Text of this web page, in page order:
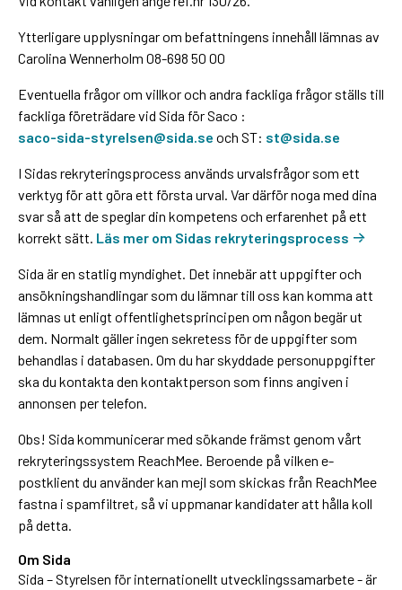
Ytterligare upplysningar om befattningens innehåll lämnas av
Carolina Wennerholm 08-698 50 00
Eventuella frågor om villkor och andra fackliga frågor ställs till
fackliga företrädare vid Sida för Saco :
saco-sida-styrelsen@sida.se och ST: st@sida.se
I Sidas rekryteringsprocess används urvalsfrågor som ett
verktyg för att göra ett första urval. Var därför noga med dina
svar så att de speglar din kompetens och erfarenhet på ett
korrekt sätt. Läs mer om Sidas rekryteringsprocess
Sida är en statlig myndighet. Det innebär att uppgifter och
ansökningshandlingar som du lämnar till oss kan komma att
lämnas ut enligt offentlighetsprincipen om någon begär ut
dem. Normalt gäller ingen sekretess för de uppgifter som
behandlas i databasen. Om du har skyddade personuppgifter
ska du kontakta den kontaktperson som finns angiven i
annonsen per telefon.
Obs! Sida kommunicerar med sökande främst genom vårt
rekryteringssystem ReachMee. Beroende på vilken e-
postklient du använder kan mejl som skickas från ReachMee
fastna i spamfiltret, så vi uppmanar kandidater att hålla koll
på detta.
Om Sida
Sida – Styrelsen för internationellt utvecklingssamarbete - är